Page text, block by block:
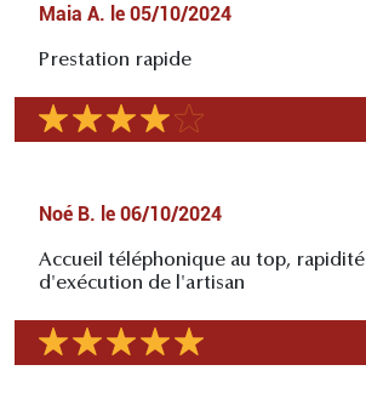
Maia A. le 05/10/2024
Prestation rapide
Noé B. le 06/10/2024
Accueil téléphonique au top, rapidité
d'exécution de l'artisan